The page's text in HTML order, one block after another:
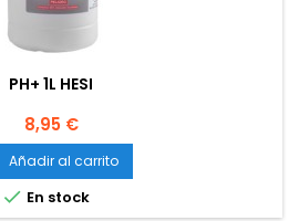
PH+ 1L HESI
Precio
8,95 €
Añadir al carrito
 En stock